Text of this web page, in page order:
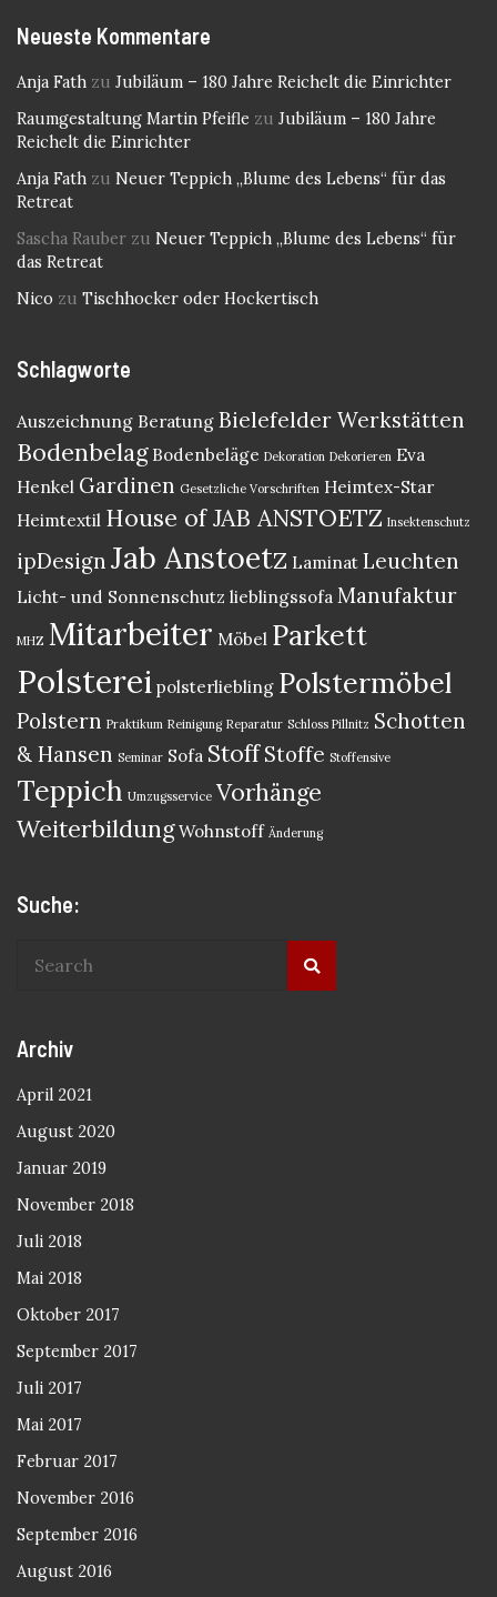
Neueste Kommentare
Anja Fath zu Jubiläum – 180 Jahre Reichelt die Einrichter
Raumgestaltung Martin Pfeifle zu Jubiläum – 180 Jahre
Reichelt die Einrichter
Anja Fath zu Neuer Teppich „Blume des Lebens“ für das
Retreat
Sascha Rauber zu Neuer Teppich „Blume des Lebens“ für
das Retreat
Nico zu Tischhocker oder Hockertisch
Schlagworte
Auszeichnung Beratung Bielefelder Werkstätten
Bodenbelag Bodenbeläge Dekoration Dekorieren Eva
Henkel Gardinen Gesetzliche Vorschriften Heimtex-Star
Heimtextil House of JAB ANSTOETZ Insektenschutz
ipDesign Jab Anstoetz Laminat Leuchten
Licht- und Sonnenschutz lieblingssofa Manufaktur
MHZ Mitarbeiter Möbel Parkett
Polsterei polsterliebling Polstermöbel
Polstern Praktikum Reinigung Reparatur Schloss Pillnitz Schotten
& Hansen Seminar Sofa Stoff Stoffe Stoffensive
Teppich Umzugsservice Vorhänge
Weiterbildung Wohnstoff Änderung
Suche:
Archiv
April 2021
August 2020
Januar 2019
November 2018
Juli 2018
Mai 2018
Oktober 2017
September 2017
Juli 2017
Mai 2017
Februar 2017
November 2016
September 2016
August 2016